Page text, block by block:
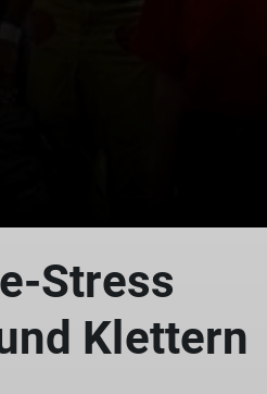
Stress
Klettern